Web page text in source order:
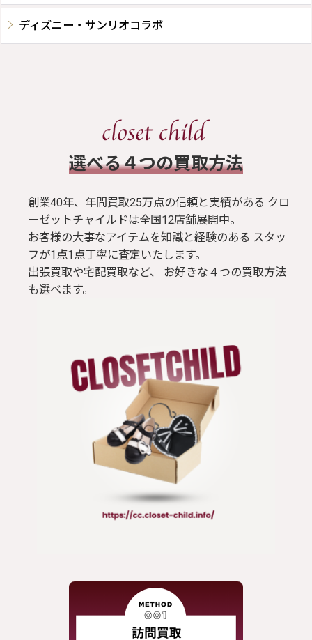
ディズニー・サンリオコラボ
​選べる４つの買取方法
創業40年、年間買取25万点の信頼と実績がある クロ
ーゼットチャイルドは全国12店舗展開中。
お客様の大事なアイテムを知識と経験のある スタッ
フが1点1点丁寧に査定いたします。
出張買取や宅配買取など、 お好きな４つの買取方法
も選べます。